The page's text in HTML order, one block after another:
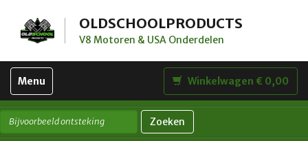
OLDSCHOOLPRODUCTS
V8 Motoren & USA Onderdelen
Toggle
navigation
Menu Winkelwagen € 0,00
Zoeken